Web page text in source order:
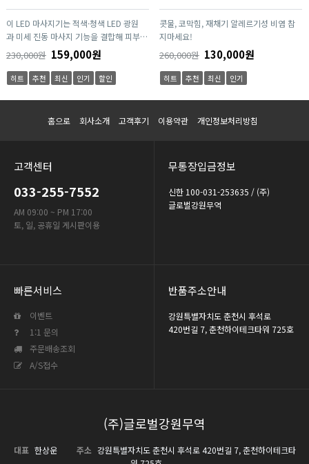
이 LED 마사지기는 적색·청색 LED 광원
과 미세 진동 마사지 기능을 결합해 피부와
근육을 동시에 케어하는 제품입니다. 인체
공학적 디자인으로 손목, 어깨, 목, 얼굴 등
다양한 부위에 밀착 사용이 가능하며, 간편
한 버튼 조작으로 누구나 쉽게 사용할 수
있습니다. 일상 속 피로 완화와 휴식이 필
요한 순간, 집에서도 전문적인 마사지 효과
를 경험할 수 있어 홈케어·선물용으로 적
230,000원 159,000원
히트 추천 최신 인기 할인
콧물, 코막힘, 재채기 알레르기성 비염 참
지마세요!
260,000원 130,000원
히트 추천 최신 인기
홈으로 회사소개 고객후기 이용약관 개인정보처리방침
고객센터
033-255-7552
AM 09:00 ~ PM 17:00
토, 일, 공휴일 게시판이용
무통장입금정보
신한 100-031-253635 / (주)
글로벌강원무역
빠른서비스
이벤트
1:1 문의
주문배송조회
A/S접수
반품주소안내
강원특별자치도 춘천시 후석로
420번길 7, 춘천하이테크타워 725호
(주)글로벌강원무역
대표 한상운 주소 강원특별자치도 춘천시 후석로 420번길 7, 춘천하이테크타